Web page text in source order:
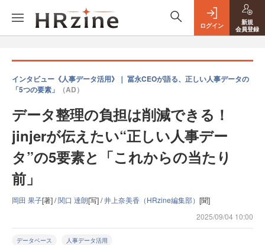
ログイン
新規
会員登録
インタビュー《人事データ活用》｜ 冨永CEOが語る、正しい人事データの
「5つの要素」
（AD）
データ整理の負担は削減できる！
jinjerが伝えたい“正しい人事デー
タ”の5要素と「これからの当たり
前」
岡田 果子[著] /関口 達朗[写] /井上奈美香（HRzine編集部） [聞]
2025/09/04 10:00
データベース 人事データ活用